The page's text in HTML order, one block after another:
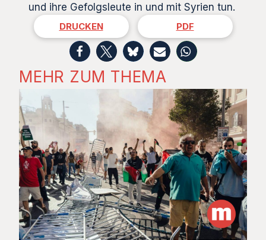
und ihre Gefolgsleute in und mit Syrien tun.
DRUCKEN PDF
MEHR ZUM THEMA